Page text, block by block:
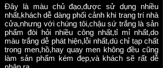
Đây là màu chủ đạo,được sử dụng nhiều
nhất,khách dễ dàng phối cảnh khi trang trí nhà
cửa,nhưng với chúng tôi,chậu sứ trắng là sản
phẩm đòi hỏi nhiều công nhất,tỉ mỉ nhất,do
màu trắng dễ phát hiện,lỗi nhất,dù chỉ tạp chất
trong men,hồ,hay quay men không đều cũng
làm sản phẩm kém đẹp,và khách sẽ rất dễ